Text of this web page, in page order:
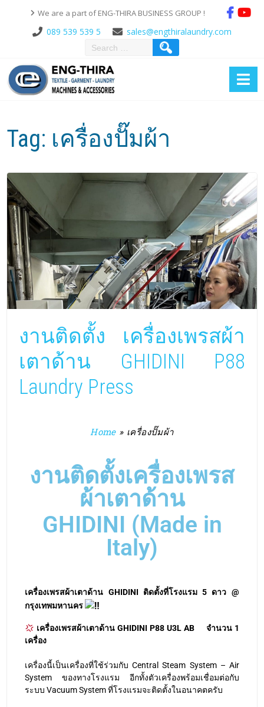
We are a part of ENG-THIRA BUSINESS GROUP !
089 539 539 5 sales@engthiralaundry.com
Tag: เครื่องปั๊มผ้า
งานติดตั้ง เครื่องเพรสผ้า
เตาด้าน GHIDINI P88
Laundry Press
Home» เครื่องปั๊มผ้า
งานติดตั้งเครื่องเพรส
ผ้าเตาด้าน
GHIDINI (Made in
Italy)
เครื่องเพรสผ้าเตาด้าน GHIDINI ติดตั้งที่โรงแรม 5 ดาว @
กรุงเทพมหานคร
เครื่องเพรสผ้าเตาด้าน GHIDINI P88 U3L AB จำนวน 1
เครื่อง
เครื่องนี้เป็นเครื่องที่ใช้ร่วมกับ Central Steam System – Air
System ของทางโรงแรม อีกทั้งตัวเครื่องพร้อมเชื่อมต่อกับ
ระบบ Vacuum System ที่โรงแรมจะติดตั้งในอนาคตครับ